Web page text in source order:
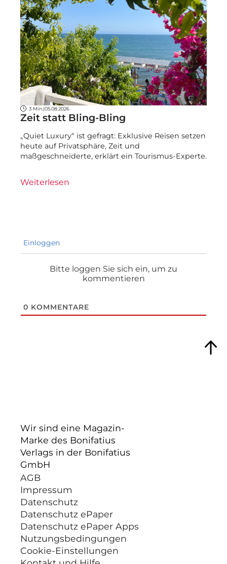
3 Min. |05.08.2026
Zeit statt Bling-Bling
„Quiet Luxury“ ist gefragt: Exklusive Reisen setzen
heute auf Privatsphäre, Zeit und
maßgeschneiderte, erklärt ein Tourismus-Experte.
Weiterlesen
Einloggen
Bitte loggen Sie sich ein, um zu
kommentieren
0 KOMMENTARE
Wir sind eine Magazin-
Marke des Bonifatius
Verlags in der Bonifatius
GmbH
AGB
Impressum
Datenschutz
Datenschutz ePaper
Datenschutz ePaper Apps
Nutzungsbedingungen
Cookie-Einstellungen